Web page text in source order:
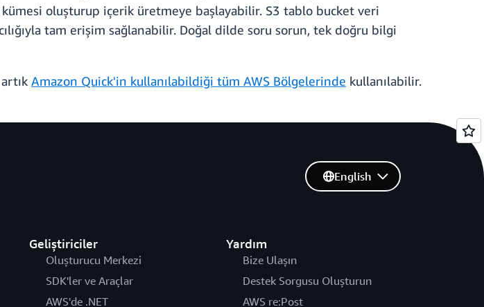
oluşturup içerik üretmeye başlayabilir. S3 tablo bucket veri
tam erişim sağlanabilir. Doğal dilde soru sorun, tek doğru bilgi
Amazon Quick'in kullanılabildiği tüm AWS Bölgelerinde kullanılabilir.
Geliştiriciler
Oluşturucu Merkezi
SDK'ler ve Araçlar
AWS'de .NET
Yardım
Bize Ulaşın
Destek Sorgusu Oluşturun
AWS re:Post
English